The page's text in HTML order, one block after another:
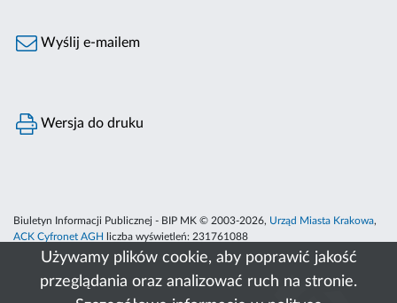
Używamy plików cookie, aby poprawić jakość
przeglądania oraz analizować ruch na stronie.
Wyślij e-mailem
Wersja do druku
Biuletyn Informacji Publicznej - BIP MK © 2003-2026, Urząd Miasta Krakowa,
ACK Cyfronet AGH
liczba wyświetleń: 231761088